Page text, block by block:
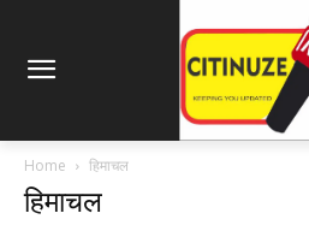
Home हिमाचल
हिमाचल